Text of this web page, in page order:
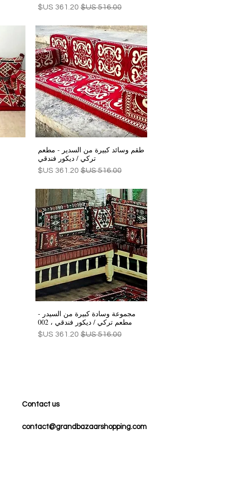
سعر عادي‏516.00 US$ سعر البيع
العرض السريع
طقم وسائد كبيرة من السدير - مطعم
تركي / ديكور فندقي
سعر عادي‏516.00 US$ سعر البيع
العرض السريع
مجموعة وسادة كبيرة من السيدر -
مطعم تركي / ديكور فندقي ، 002
سعر عادي‏516.00 US$ سعر البيع
Contact us
contact@grandbazaarshopping.com